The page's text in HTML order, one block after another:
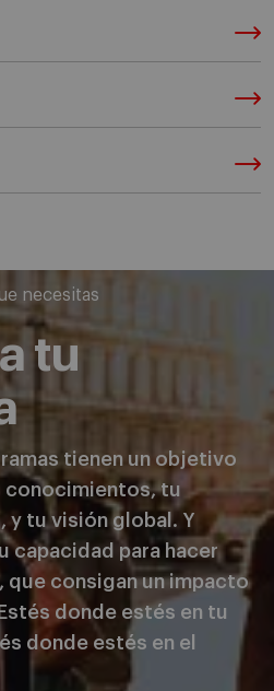
necesitas
tu
tienen un objetivo
conocimientos, tu
y tu visión global. Y
capacidad para hacer
consigan un impacto
donde estés en tu
donde estés en el